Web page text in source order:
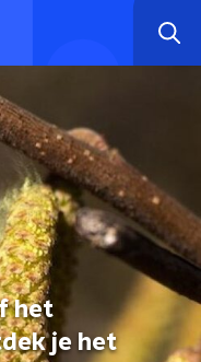
het
je het